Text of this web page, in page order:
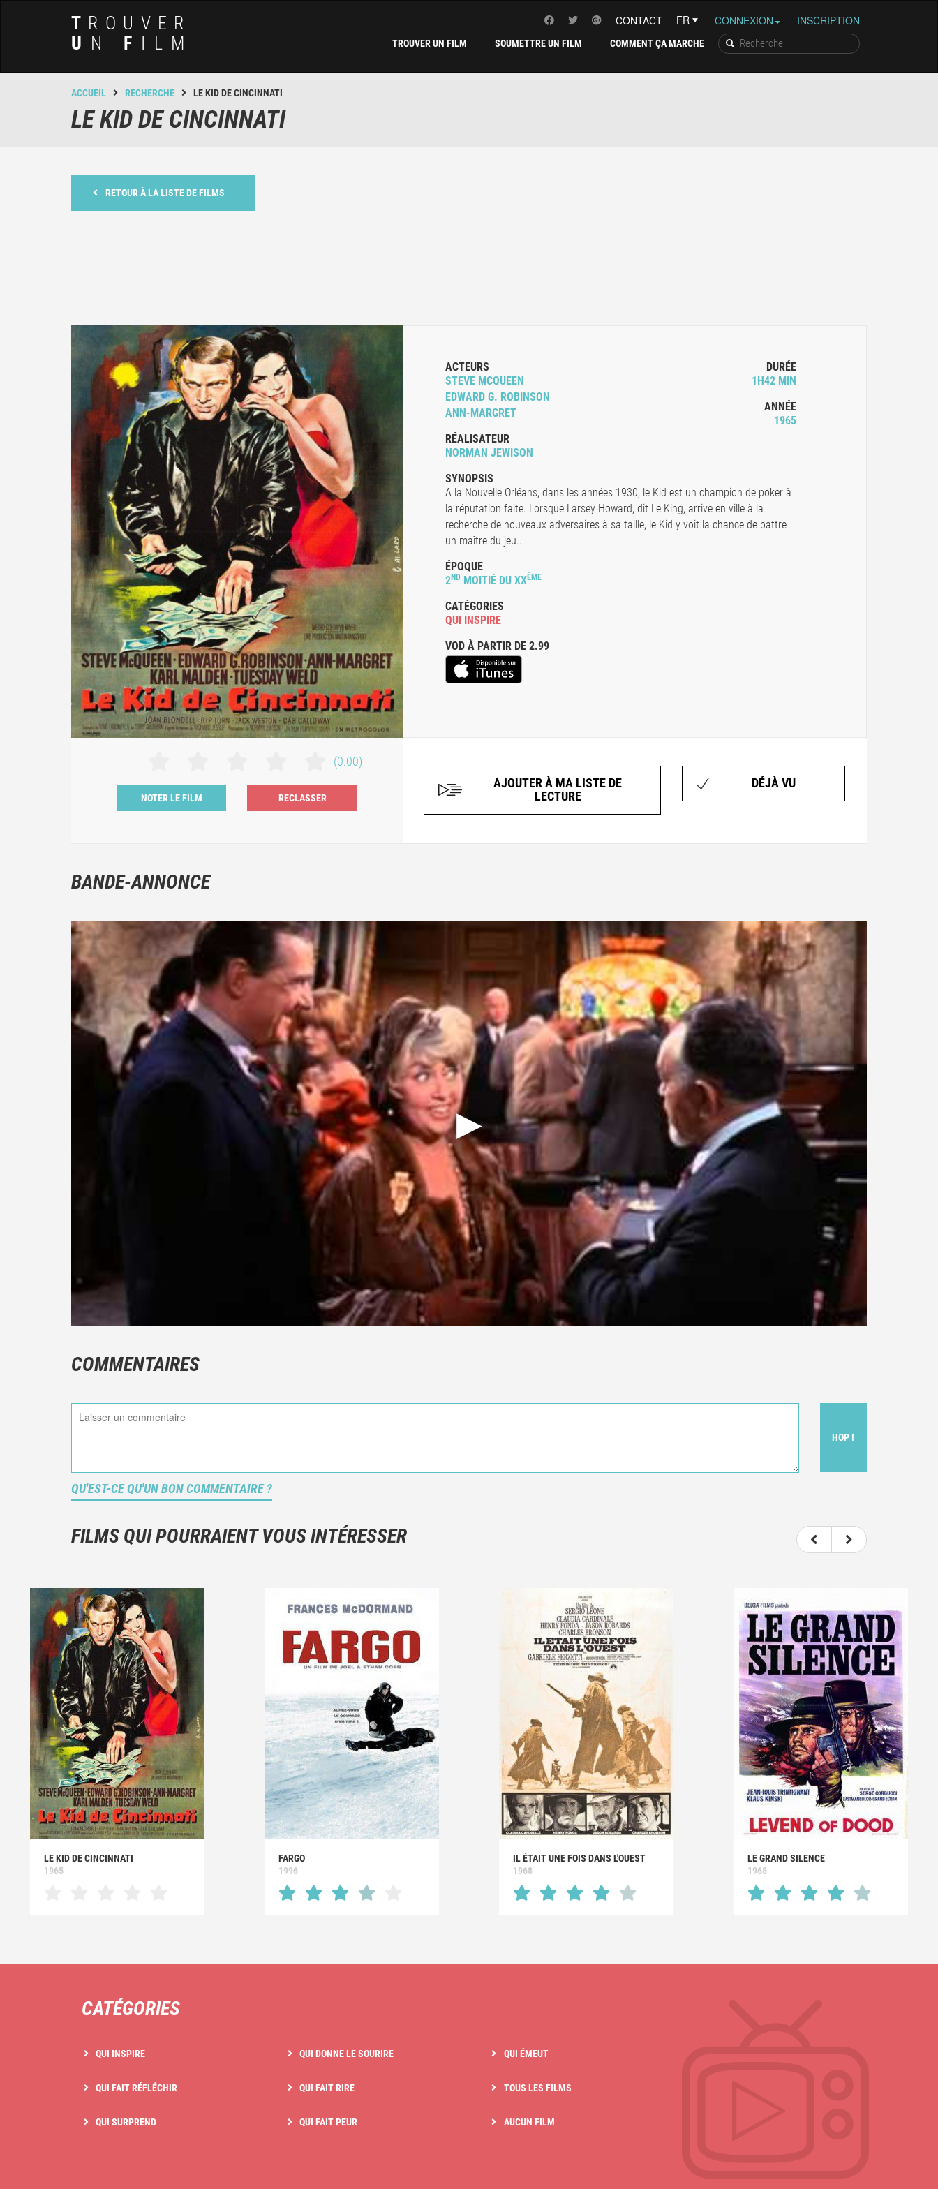
T ROUVER
U N F ILM
CONNEXION INSCRIPTION
CONTACT
COMMENT ÇA MARCHE
SOUMETTRE UN FILM
TROUVER UN FILM
ACCUEIL RECHERCHE LE KID DE CINCINNATI
LE KID DE CINCINNATI
RETOUR À LA LISTE DE FILMS
ACTEURS
STEVE MCQUEEN
EDWARD G. ROBINSON
ANN-MARGRET
RÉALISATEUR
NORMAN JEWISON
DURÉE
1H42 MIN
ANNÉE
1965
SYNOPSIS
A la Nouvelle Orléans, dans les années 1930, le Kid est un champion de poker à
la réputation faite. Lorsque Larsey Howard, dit Le King, arrive en ville à la
recherche de nouveaux adversaires à sa taille, le Kid y voit la chance de battre
un maître du jeu...
ÉPOQUE
2ND MOITIÉ DU XXÈME
CATÉGORIES
QUI INSPIRE
VOD À PARTIR DE 2.99
(0.00)
NOTER LE FILM
AJOUTER À MA LISTE DE
LECTURE
DÉJÀ VU
BANDE-ANNONCE
COMMENTAIRES
HOP !
QU'EST-CE QU'UN BON COMMENTAIRE ?
N'hésitez pas à décrire clairement vos émotions plutôt qu'à décrire le film.
Et, attention à ne pas dévoiler d'éléments de l'intrigue !
FILMS QUI POURRAIENT VOUS INTÉRESSER
LE KID DE CINCINNATI
1965
FARGO
1996
IL ÉTAIT UNE FOIS DANS L'OUEST
1968
LE GRAND SILENCE
1968
CATÉGORIES
QUI INSPIRE
QUI FAIT RÉFLÉCHIR
QUI SURPREND
QUI DONNE LE SOURIRE
QUI FAIT RIRE
QUI FAIT PEUR
QUI ÉMEUT
TOUS LES FILMS
AUCUN FILM